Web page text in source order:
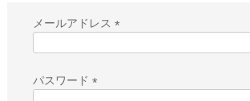
メールアドレス
)
パスワード